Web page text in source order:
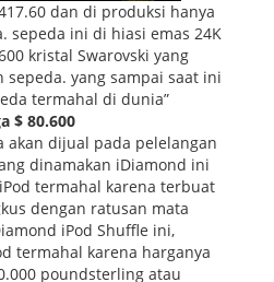
dan di produksi hanya
sepeda ini di hiasi emas 24K
kristal Swarovski yang
yang sampai saat ini
termahal di dunia”
$ 80.600
akan dijual pada pelelangan
dinamakan iDiamond ini
termahal karena terbuat
dengan ratusan mata
iPod Shuffle ini,
termahal karena harganya
poundsterling atau